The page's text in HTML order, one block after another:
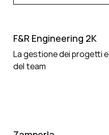
F&R Engineering 2K
La gestione dei progetti e
del team